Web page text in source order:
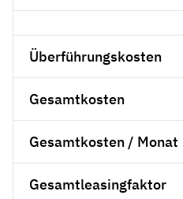
Überführungskosten
Gesamtkosten
Gesamtkosten / Monat
Gesamtleasingfaktor